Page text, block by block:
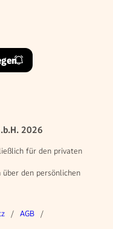
2026
für den privaten
über den persönlichen
AGB